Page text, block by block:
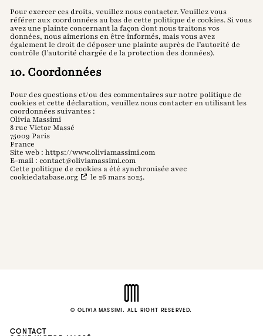
Pour exercer ces droits, veuillez nous contacter. Veuillez vous
référer aux coordonnées au bas de cette politique de cookies. Si vous
avez une plainte concernant la façon dont nous traitons vos
données, nous aimerions en être informés, mais vous avez
également le droit de déposer une plainte auprès de l’autorité de
contrôle (l’autorité chargée de la protection des données).
10. Coordonnées
Pour des questions et/ou des commentaires sur notre politique de
cookies et cette déclaration, veuillez nous contacter en utilisant les
coordonnées suivantes :
Olivia Massimi
8 rue Victor Massé
75009 Paris
France
Site web :https://www.oliviamassimi.com
E-mail :contact@oliviamassimi.com
Cette politique de cookies a été synchronisée avec
cookiedatabase.org
le 26 mars 2025.
© OLIVIA MASSIMI. ALL RIGHT RESERVED.
CONTACT